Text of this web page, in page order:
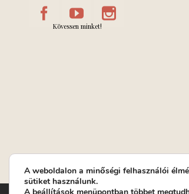
Kövessen minket!
A weboldalon a minőségi felhasználói
sütiket használunk.